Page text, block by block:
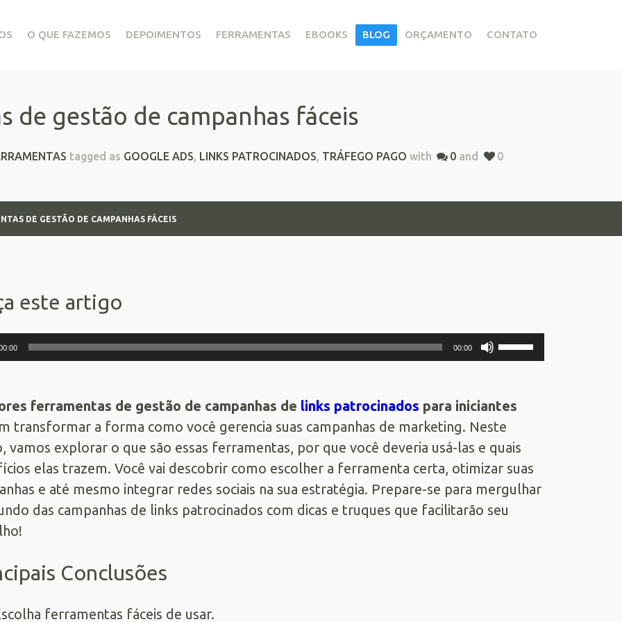
O QUE FAZEMOS DEPOIMENTOS FERRAMENTAS EBOOKS BLOG ORÇAMENTO CONTATO
de gestão de campanhas fáceis
tagged as GOOGLE ADS, LINKS PATROCINADOS, TRÁFEGO PAGO with 0 and 0
DE GESTÃO DE CAMPANHAS FÁCEIS
este artigo
00:00
Use
as
para
cima
ou
para
baixo
para
ferramentas de gestão de campanhas de links patrocinados para iniciantes
transformar a forma como você gerencia suas campanhas de marketing. Neste
vamos explorar o que são essas ferramentas, por que você deveria usá-las e quais
elas trazem. Você vai descobrir como escolher a ferramenta certa, otimizar suas
e até mesmo integrar redes sociais na sua estratégia. Prepare-se para mergulhar
das campanhas de links patrocinados com dicas e truques que facilitarão seu
Conclusões
ferramentas fáceis de usar.